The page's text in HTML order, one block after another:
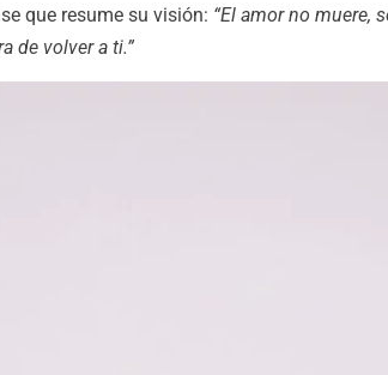
que resume su visión: “El amor no muere,
de volver a ti.”